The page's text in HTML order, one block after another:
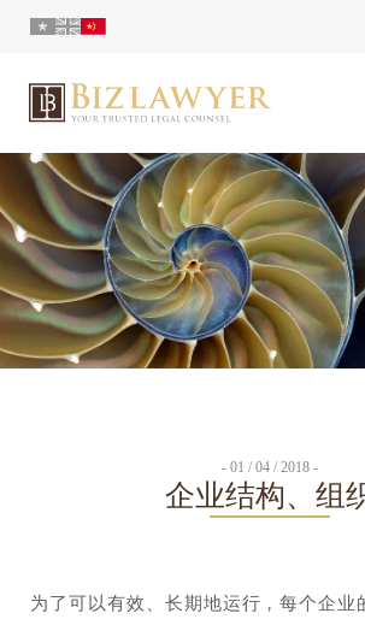
页面
简介
小册
- 01 / 04 / 2018 -
企业结构、组
为了可以有效、长期地运行，每个企业